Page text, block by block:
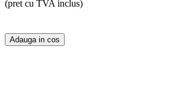
(pret cu TVA inclus)
Adauga in cos